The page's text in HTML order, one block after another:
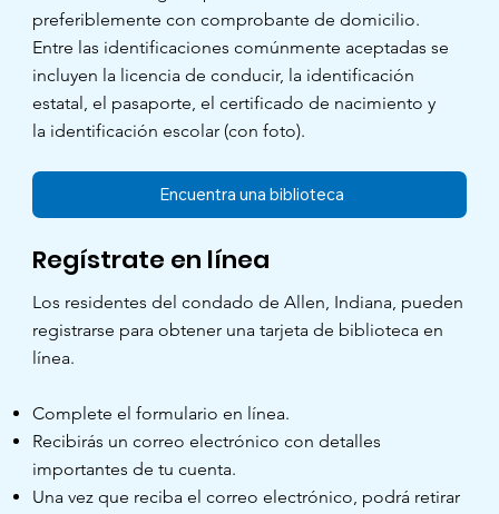
preferiblemente con comprobante de domicilio.
Entre las identificaciones comúnmente aceptadas se
incluyen la licencia de conducir, la identificación
estatal, el pasaporte, el certificado de nacimiento y
la identificación escolar (con foto).
Encuentra una biblioteca
Regístrate en línea
Los residentes del condado de Allen, Indiana, pueden
registrarse para obtener una tarjeta de biblioteca en
línea.
Complete el formulario en línea.
Recibirás un correo electrónico con detalles
importantes de tu cuenta.
Una vez que reciba el correo electrónico, podrá retirar